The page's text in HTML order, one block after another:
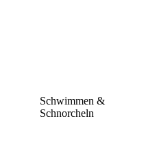
Schwimmen &
Schnorcheln